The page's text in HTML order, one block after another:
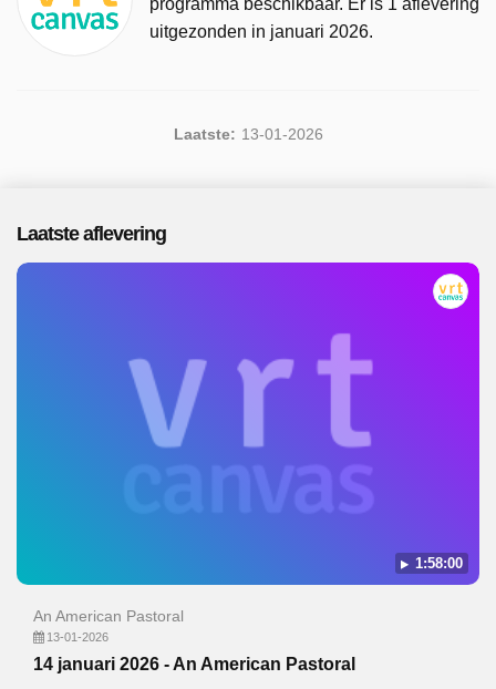
programma beschikbaar. Er is 1 aflevering
uitgezonden in januari 2026.
Laatste: 13-01-2026
Laatste aflevering
1:58:00
An American Pastoral
13-01-2026
14 januari 2026 - An American Pastoral